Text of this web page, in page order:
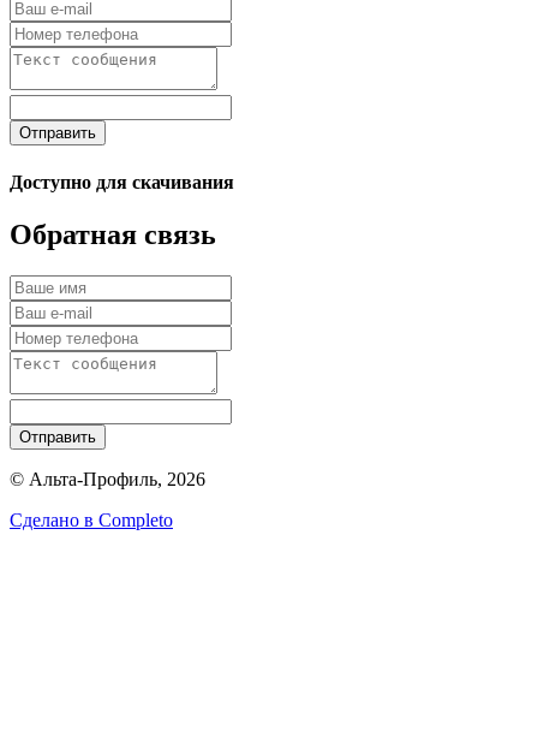
Отправить
Доступно для скачивания
Обратная связь
Отправить
© Альта-Профиль, 2026
Сделано в Completo